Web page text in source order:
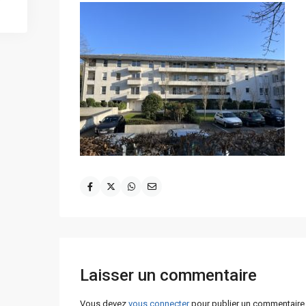
Laisser un commentaire
Vous devez vous connecterpour publier un commentaire.